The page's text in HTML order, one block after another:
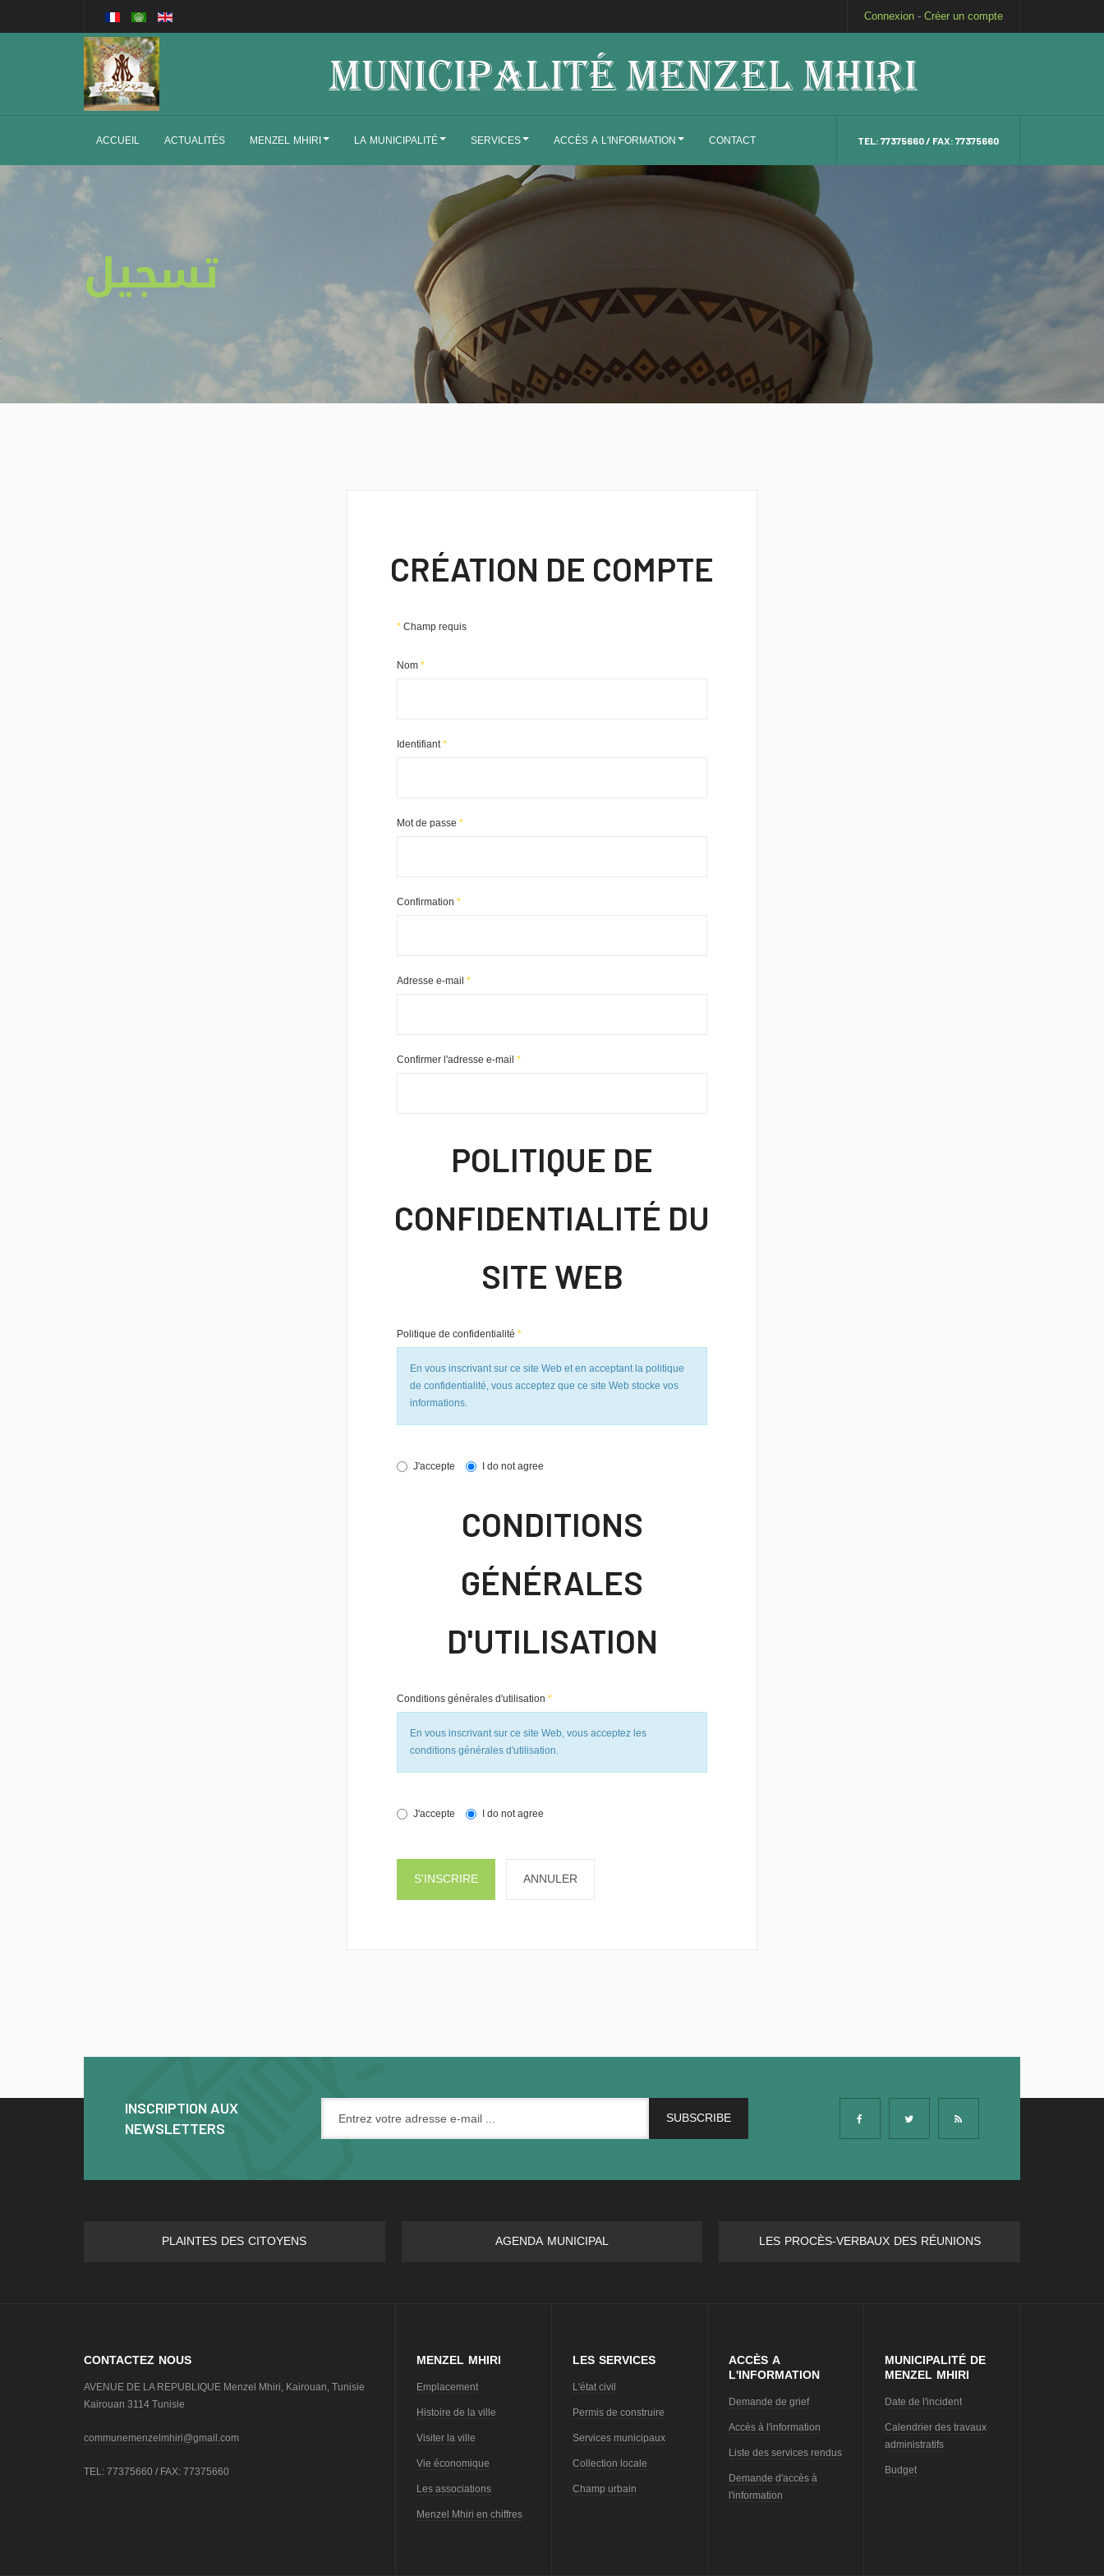
Connexion- Créer un compte
ACCUEIL ACTUALITÉS MENZEL MHIRI LA MUNICIPALITÉ SERVICES ACCÈS A L'INFORMATION CONTACT TEL: 77375660 / FAX: 77375660
تسجيل
CRÉATION DE COMPTE
* Champ requis
Nom *
Identifiant*
Mot de passe *
Confirmation *
Adresse e-mail *
Confirmer l'adresse e-mail *
POLITIQUE DE
CONFIDENTIALITÉ DU
SITE WEB
Politique de confidentialité *
En vous inscrivant sur ce site Web et en acceptant la politique
de confidentialité, vous acceptez que ce site Web stocke vos
informations.
J'accepte I do not agree
CONDITIONS
GÉNÉRALES
D'UTILISATION
Conditions générales d'utilisation *
En vous inscrivant sur ce site Web, vous acceptez les
conditions générales d'utilisation.
J'accepte I do not agree
S'INSCRIRE ANNULER
INSCRIPTION AUX
NEWSLETTERS
PLAINTES DES CITOYENS AGENDA MUNICIPAL LES PROCÈS-VERBAUX DES RÉUNIONS
CONTACTEZ NOUS
AVENUE DE LA REPUBLIQUE Menzel Mhiri, Kairouan, Tunisie
Kairouan 3114 Tunisie
communemenzelmhiri@gmail.com
TEL: 77375660 / FAX: 77375660
MENZEL MHIRI
Emplacement
Histoire de la ville
Visiter la ville
Vie économique
Les associations
Menzel Mhiri en chiffres
LES SERVICES
L'état civil
Permis de construire
Services municipaux
Collection locale
Champ urbain
ACCÈS A
L'INFORMATION
Demande de grief
Accès à l'information
Liste des services rendus
Demande d'accès à
l'information
MUNICIPALITÉ DE
MENZEL MHIRI
Date de l'incident
Calendrier des travaux
administratifs
Budget